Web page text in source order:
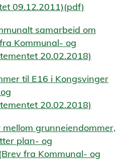
09.12.2011)(pdf)
samarbeid om
Kommunal- og
20.02.2018)
til E16 i Kongsvinger
20.02.2018)
grunneiendommer,
plan- og
fra Kommunal- og